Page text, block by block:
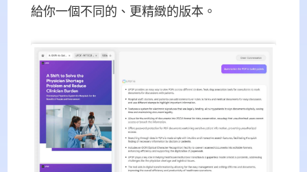
給你一個不同的、更精緻的版本。